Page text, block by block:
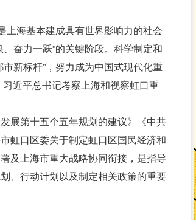
上海基本建成具有世界影响力的社会
奋力一跃”的关键阶段。科学制定和
新标杆”，努力成为中国式现代化重
近平总书记考察上海和视察虹口重
展第十五个五年规划的建议》《中共
虹口区委关于制定虹口区国民经济和
及上海市重大战略协同衔接，是指导
、行动计划以及制定相关政策的重要